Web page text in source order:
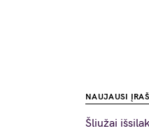
NAUJAUSI
Šliužai